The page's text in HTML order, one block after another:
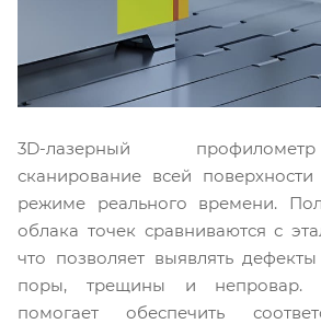
3D-лазерный
сканирование всей
режиме реального времени.
облака точек сравниваются с
что позволяет выявлять
поры, трещины и непровар.
помогает обеспечить